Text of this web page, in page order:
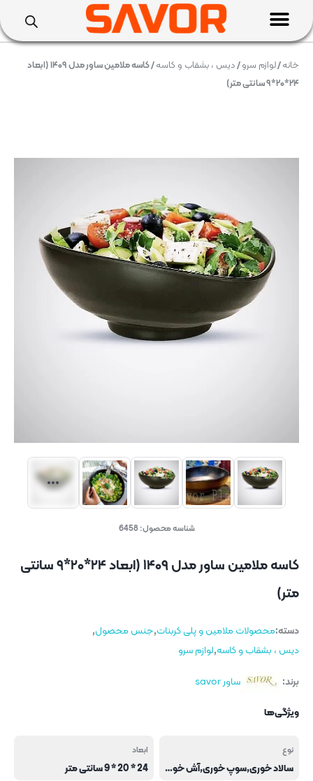
خانه/لوازم سرو/دیس ، بشقاب و کاسه
/ کاسه ملامین ساور مدل ۱۴۰۹ (ابعاد
۲۴*۲۰*۹ سانتی متر)
شناسه محصول:6458
کاسه ملامین ساور مدل ۱۴۰۹ (ابعاد ۲۴*۲۰*۹ سانتی
متر)
دسته:محصولات ملامین و پلی کربنات,جنس محصول,
دیس ، بشقاب و کاسه,لوازم سرو
برند:
ساور savor
ویژگی‌ها
نوع
سالاد خوری,سوپ خوری,آش خوری
ابعاد
24 * 20 * 9 سانتی متر